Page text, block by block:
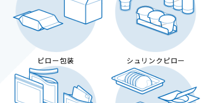
ピロー包装 シュリンクピロー